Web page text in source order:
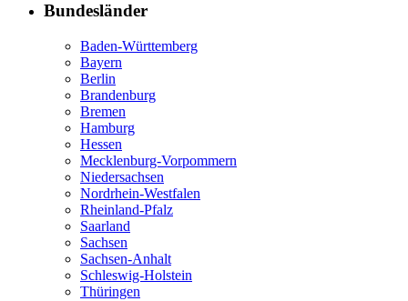
Bundesländer
Baden-Württemberg
Bayern
Berlin
Brandenburg
Bremen
Hamburg
Hessen
Mecklenburg-Vorpommern
Niedersachsen
Nordrhein-Westfalen
Rheinland-Pfalz
Saarland
Sachsen
Sachsen-Anhalt
Schleswig-Holstein
Thüringen